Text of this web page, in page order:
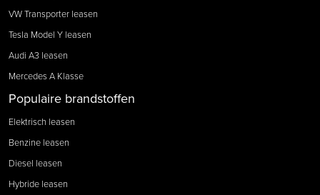
VW Transporter leasen
Tesla Model Y leasen
Audi A3 leasen
Mercedes A Klasse
Populaire brandstoffen
Elektrisch leasen
Benzine leasen
Diesel leasen
Hybride leasen